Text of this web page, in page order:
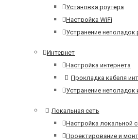
Установка роутера
Настройка WiFi
Устранение неполадок
Интернет
Настройка интернета
Прокладка кабеля
Устранение неполадок
Локальная сеть
Настройка локальной
Проектирование и